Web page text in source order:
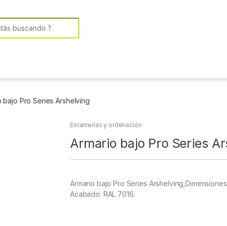
bajo Pro Series Arshelving
Estanterías y ordenación
Armario bajo Pro Series
Armario bajo Pro Series
Acabado: RAL 7016.